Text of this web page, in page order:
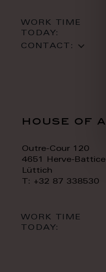
WORK TIME
TODAY:
CONTACT:
house of
Outre-Cour 120
4651 Herve-Battice
Lüttich
T: +32 87 338530
WORK TIME
TODAY: